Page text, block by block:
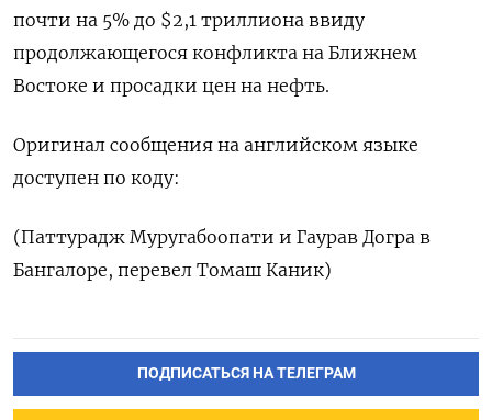
почти на 5% до $2,1 триллиона ввиду
продолжающегося конфликта на Ближнем
Востоке и просадки цен на нефть.
Оригинал сообщения на английском языке
доступен по коду:
(Паттурадж Муругабоопати и Гаурав Догра в
Бангалоре, перевел Томаш Каник)
ПОДПИСАТЬСЯ НА ТЕЛЕГРАМ